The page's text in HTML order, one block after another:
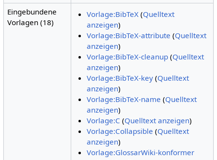
Eingebundene
Vorlagen (18)
Vorlage:BibTeX(Quelltext
anzeigen)
Vorlage:BibTeX-attribute (Quelltext
anzeigen)
Vorlage:BibTeX-cleanup(Quelltext
anzeigen)
Vorlage:BibTeX-key(Quelltext
anzeigen)
Vorlage:BibTeX-name (Quelltext
anzeigen)
Vorlage:C (Quelltext anzeigen)
Vorlage:Collapsible (Quelltext
anzeigen)
Vorlage:GlossarWiki-konformer